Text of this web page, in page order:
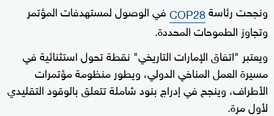
ونجحت رئاسةCOP28في الوصول لمستهدفات المؤتمر
وتجاوز الطموحات المحددة.
ويعتبر "اتفاق الإمارات التاريخي" نقطة تحول استثنائية في
مسيرة العمل المناخي الدولي، ويطور منظومة مؤتمرات
الأطراف، وينجح في إدراج بنود شاملة تتعلق بالوقود التقليدي
لأول مرة.